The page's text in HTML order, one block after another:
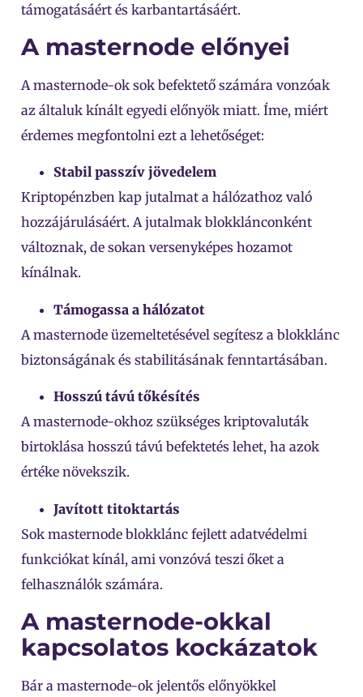
támogatásáért és karbantartásáért.
A masternode előnyei
A masternode-ok sok befektető számára vonzóak
az általuk kínált egyedi előnyök miatt. Íme, miért
érdemes megfontolni ezt a lehetőséget:
Stabil passzív jövedelem
Kriptopénzben kap jutalmat a hálózathoz való
hozzájárulásáért. A jutalmak blokklánconként
változnak, de sokan versenyképes hozamot
kínálnak.
Támogassa a hálózatot
A masternode üzemeltetésével segítesz a blokklánc
biztonságának és stabilitásának fenntartásában.
Hosszú távú tőkésítés
A masternode-okhoz szükséges kriptovaluták
birtoklása hosszú távú befektetés lehet, ha azok
értéke növekszik.
Javított titoktartás
Sok masternode blokklánc fejlett adatvédelmi
funkciókat kínál, ami vonzóvá teszi őket a
felhasználók számára.
A masternode-okkal
kapcsolatos kockázatok
Bár a masternode-ok jelentős előnyökkel